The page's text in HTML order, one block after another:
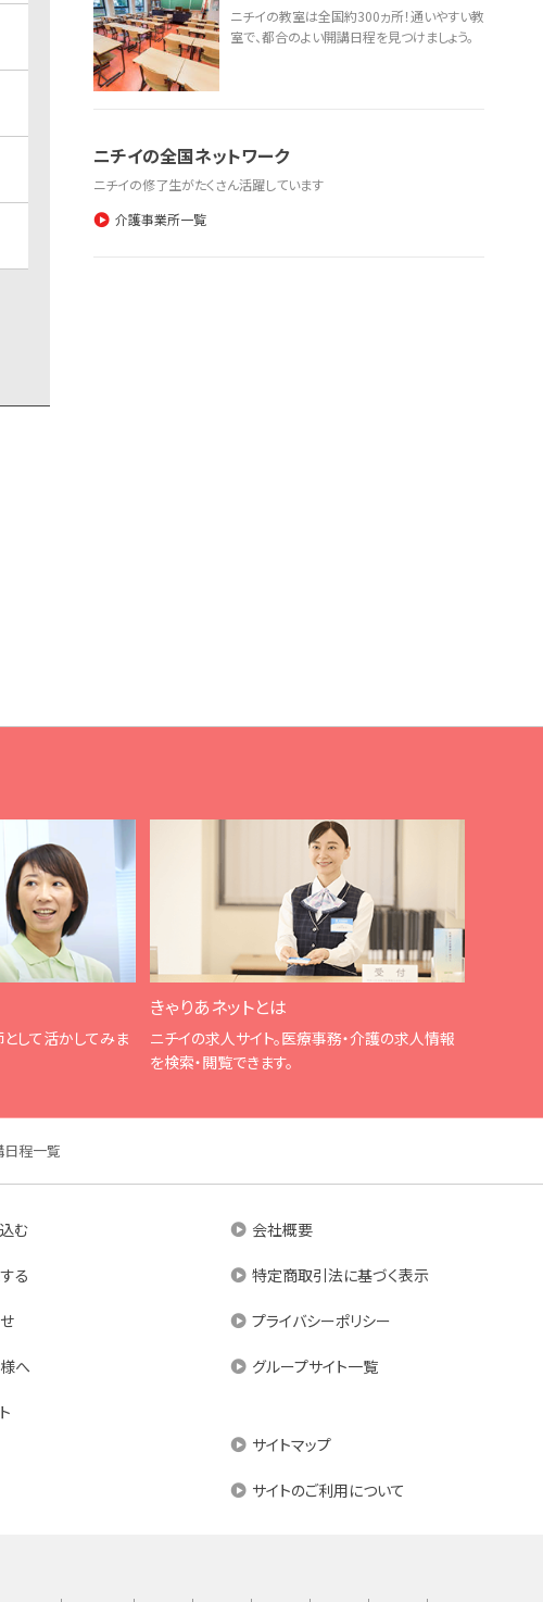
ニチイの教室は全国約300ヵ所！通いやすい教
室で、都合のよい開講日程を見つけましょう。
ニチイの全国ネットワーク
ニチイの修了生がたくさん活躍しています
介護事業所一覧
して活かしてみま
きゃりあネットとは
ニチイの求人サイト。医療事務・介護の求人情報
を検索・閲覧できます。
日程一覧
む
る
へ
会社概要
特定商取引法に基づく表示
プライバシーポリシー
グループサイト一覧
サイトマップ
サイトのご利用について